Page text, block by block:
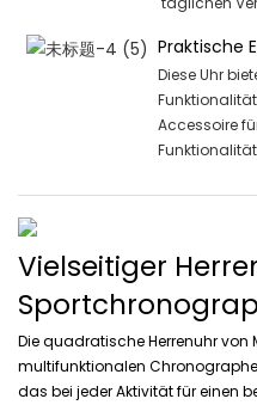
Praktische
Diese Uhr
Accessoire
Vielseitiger
Die quadratische Herrenuhr von
multifunktionalen
das bei jeder Aktivität für einen